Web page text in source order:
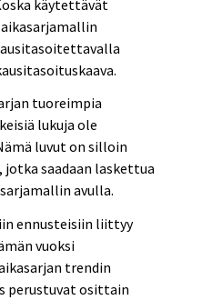
käytettävät
tuoreimpia
lukuja ole
luvut on silloin
saadaan laskettua
avulla.
ennusteisiin liittyy
vuoksi
trendin
perustuvat osittain